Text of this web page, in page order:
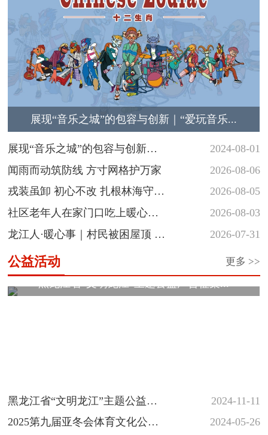
展现“音乐之城”的包容与创新｜“爱玩音乐...
2024-08-01
展现“音乐之城”的包容与创新
｜“爱玩音...
2026-08-06
闻雨而动筑防线 方寸网格护万家
2026-08-05
戎装虽卸 初心不改 扎根林海守护
青山
2026-08-03
社区老年人在家门口吃上暖心热
饭
2026-07-31
龙江人·暖心事｜村民被困屋顶 民
警涉水...
更多 >>
公益活动
黑龙江省“文明龙江”主题公益广告征集...
2024-11-11
黑龙江省“文明龙江”主题公益广
告征集展示活动
2024-05-26
2025第九届亚冬会体育文化公益